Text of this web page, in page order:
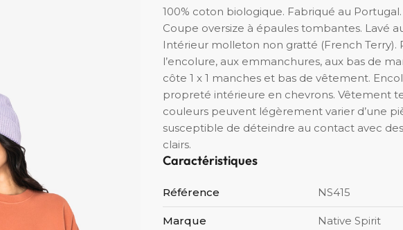
100% coton biologique. Fabriqué au
Coupe oversize à épaules tombantes. Lavé
Intérieur molleton non gratté (French Terry).
l’encolure, aux emmanchures, aux bas de
côte 1 x 1 manches et bas de vêtement.
propreté intérieure en chevrons. Vêtement
couleurs peuvent légèrement varier d’une
susceptible de déteindre au contact avec
clairs.
Caractéristiques
Référence NS415
Marque Native Spirit